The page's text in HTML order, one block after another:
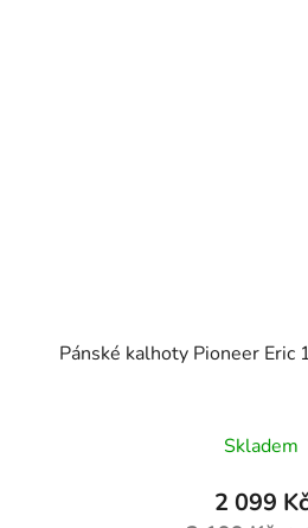
Pánské kalhoty Pioneer
Skladem
2 099 Kč